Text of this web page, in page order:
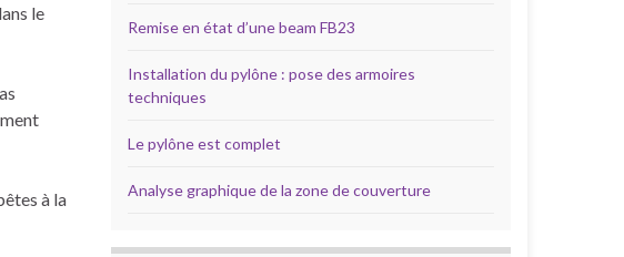
le
à la
Remise en état d’une beam FB23
Installation du pylône : pose des armoires
techniques
Le pylône est complet
Analyse graphique de la zone de couverture